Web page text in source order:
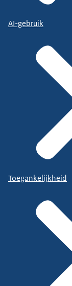
AI-gebruik
Toegankelijkheid